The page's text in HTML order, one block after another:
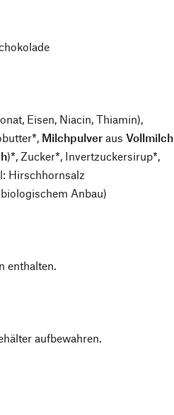
Eisen, Niacin, Thiamin),
Milchpulver ausVollmilch
)*, Zucker*, Invertzuckersirup*,
Hirschhornsalz
Anbau)
enthalten.
aufbewahren.